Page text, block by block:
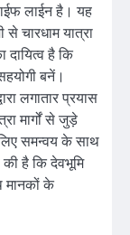
लाईन है। यह
चारधाम यात्रा
दायित्व है कि
बनें।
लगातार प्रयास
मार्गों से जुड़े
समन्वय के साथ
है कि देवभूमि
मानकों के